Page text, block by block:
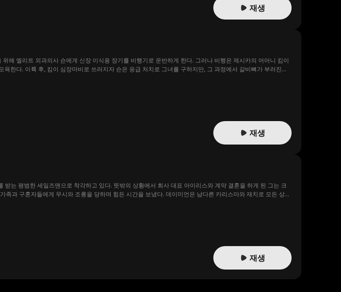
재생
해 엘리트 외과의사 숀에게 신장 이식용 장기를 비행기로 운반하게 한다. 그러나 비행은 제시카의 어머니 킴이
한다. 이륙 후, 킴이 심장마비로 쓰러지자 숀은 응급 처치로 그녀를 구하지만, 그 과정에서 갈비뼈가 부러진다.
재생
는 평범한 세일즈맨으로 착각하고 있다. 뜻밖의 상황에서 회사 대표 아이리스와 계약 결혼을 하게 된 그는 크
과 구혼자들에게 무시와 조롱을 당하며 힘든 시간을 보냈다. 데이미언은 남다른 카리스마와 재치로 모든 상황
재생